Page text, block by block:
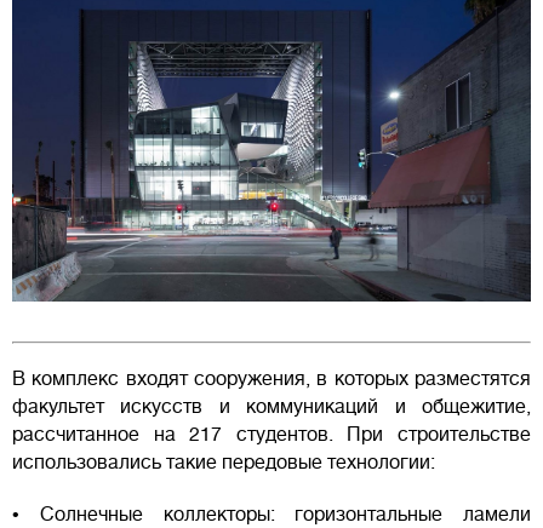
В комплекс входят сооружения, в которых разместятся
факультет искусств и коммуникаций и общежитие,
рассчитанное на 217 студентов. При строительстве
использовались такие передовые технологии:
• Солнечные коллекторы: горизонтальные ламели